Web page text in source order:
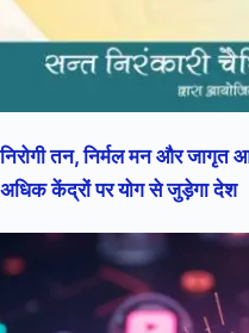
निरोगी तन, निर्मल मन और
अधिक केंद्रों पर योग से जुड़ेगा देश